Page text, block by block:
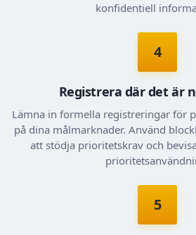
konfidentiell
4
Registrera där det är
Lämna in formella registreringar för
på dina målmarknader. Använd
att stödja prioritetskrav och
5